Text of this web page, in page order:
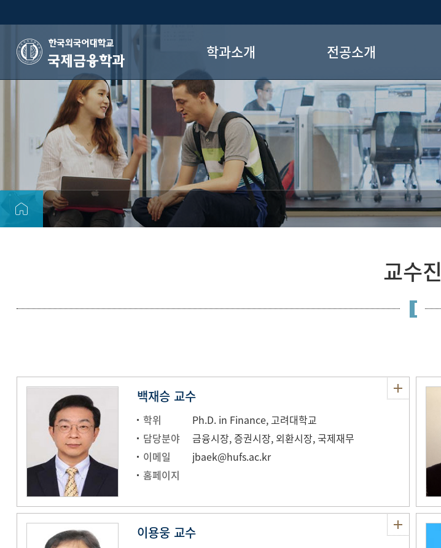
국제금융학과 학과소개
학과소개
학과장 인사말
교수진
학과 연혁
전공소개
교과과정
학과 인턴십 프로그램
학과 인턴십 규정
졸업인정기준
장학금안내
교수진
백재승 교수
학위
Ph.D. in Finance, 고려대학교
담당분야
금융시장, 증권시장, 외환시장, 국제재무
이메일
jbaek@hufs.ac.kr
홈페이지
이용웅 교수